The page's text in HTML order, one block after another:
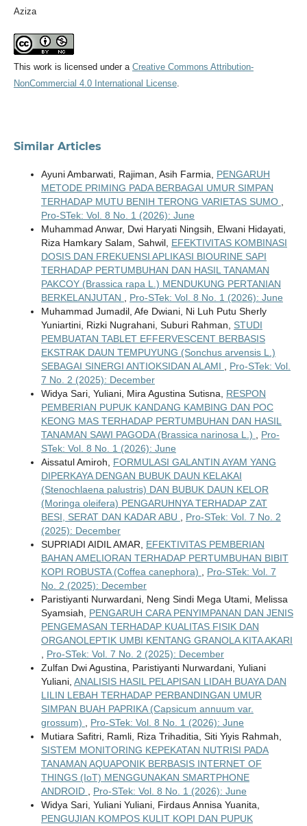
Aziza
This work is licensed under a Creative Commons Attribution-
NonCommercial 4.0 International License.
Similar Articles
Ayuni Ambarwati, Rajiman, Asih Farmia, PENGARUH
METODE PRIMING PADA BERBAGAI UMUR SIMPAN
TERHADAP MUTU BENIH TERONG VARIETAS SUMO
Pro-STek: Vol. 8 No. 1 (2026): June
Muhammad Anwar, Dwi Haryati Ningsih, Elwani Hidayati,
Riza Hamkary Salam, Sahwil, EFEKTIVITAS KOMBINASI
DOSIS DAN FREKUENSI APLIKASI BIOURINE SAPI
TERHADAP PERTUMBUHAN DAN HASIL TANAMAN
PAKCOY (Brassica rapa L.) MENDUKUNG PERTANIAN
BERKELANJUTAN
Pro-STek: Vol. 8 No. 1 (2026): June
Muhammad Jumadil, Afe Dwiani, Ni Luh Putu Sherly
Yuniartini, Rizki Nugrahani, Suburi Rahman, STUDI
PEMBUATAN TABLET EFFERVESCENT BERBASIS
EKSTRAK DAUN TEMPUYUNG (Sonchus arvensis L.)
SEBAGAI SINERGI ANTIOKSIDAN ALAMI
Pro-STek: Vol.
7 No. 2 (2025): December
Widya Sari, Yuliani, Mira Agustina Sutisna, RESPON
PEMBERIAN PUPUK KANDANG KAMBING DAN POC
KEONG MAS TERHADAP PERTUMBUHAN DAN HASIL
TANAMAN SAWI PAGODA (Brassica narinosa L.)
Pro-
STek: Vol. 8 No. 1 (2026): June
Aissatul Amiroh, FORMULASI GALANTIN AYAM YANG
DIPERKAYA DENGAN BUBUK DAUN KELAKAI
(Stenochlaena palustris) DAN BUBUK DAUN KELOR
(Moringa oleifera) PENGARUHNYA TERHADAP ZAT
BESI, SERAT DAN KADAR ABU
Pro-STek: Vol. 7 No. 2
(2025): December
SUPRIADI AIDIL AMAR, EFEKTIVITAS PEMBERIAN
BAHAN AMELIORAN TERHADAP PERTUMBUHAN BIBIT
KOPI ROBUSTA (Coffea canephora)
Pro-STek: Vol. 7
No. 2 (2025): December
Paristiyanti Nurwardani, Neng Sindi Mega Utami, Melissa
Syamsiah, PENGARUH CARA PENYIMPANAN DAN JENIS
PENGEMASAN TERHADAP KUALITAS FISIK DAN
ORGANOLEPTIK UMBI KENTANG GRANOLA KITA AKARI
Pro-STek: Vol. 7 No. 2 (2025): December
Zulfan Dwi Agustina, Paristiyanti Nurwardani, Yuliani
Yuliani, ANALISIS HASIL PELAPISAN LIDAH BUAYA DAN
LILIN LEBAH TERHADAP PERBANDINGAN UMUR
SIMPAN BUAH PAPRIKA (Capsicum annuum var.
grossum)
Pro-STek: Vol. 8 No. 1 (2026): June
Mutiara Safitri, Ramli, Riza Trihaditia, Siti Yiyis Rahmah,
SISTEM MONITORING KEPEKATAN NUTRISI PADA
TANAMAN AQUAPONIK BERBASIS INTERNET OF
THINGS (IoT) MENGGUNAKAN SMARTPHONE
ANDROID
Pro-STek: Vol. 8 No. 1 (2026): June
Widya Sari, Yuliani Yuliani, Firdaus Annisa Yuanita,
PENGUJIAN KOMPOS KULIT KOPI DAN PUPUK